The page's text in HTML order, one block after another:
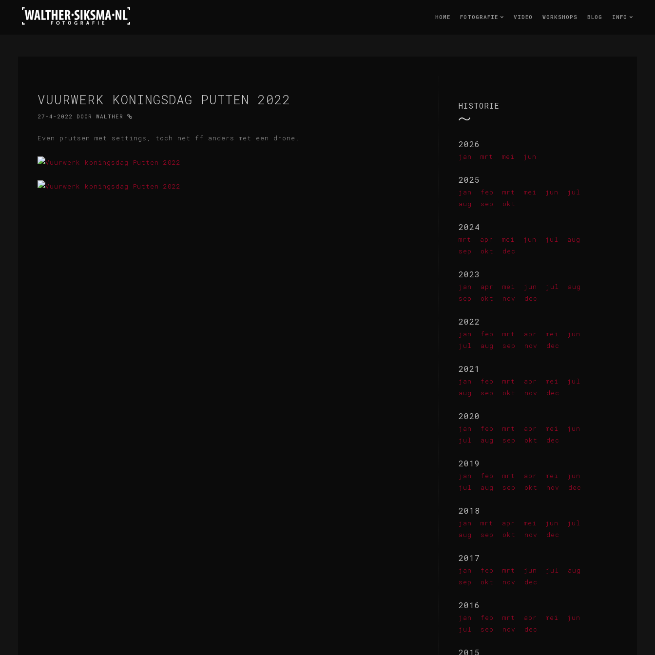
HOME FOTOGRAFIE VIDEO WORKSHOPS BLOG INFO
VUURWERK KONINGSDAG PUTTEN 2022
27-4-2022 DOOR WALTHER
Even prutsen met settings, toch net ff anders met een drone.
HISTORIE
2026
jan mrt mei jun
2025
jan feb mrt mei jun
jul
aug
sep okt
2024
mrt apr mei jun jul
aug
sep
okt dec
2023
jan apr mei jun jul
aug
sep
okt nov dec
2022
jan feb mrt apr mei
jun
jul
aug sep nov dec
2021
jan feb mrt apr mei
jul
aug
sep okt nov dec
2020
jan feb mrt apr mei
jun
jul
aug sep okt dec
2019
jan feb mrt apr mei
jun
jul
aug sep okt nov dec
2018
jan mrt apr mei jun
jul
aug
sep okt nov dec
2017
jan feb mrt jun jul
aug
sep
okt nov dec
2016
jan feb mrt apr mei
jun
jul
sep nov dec
2015